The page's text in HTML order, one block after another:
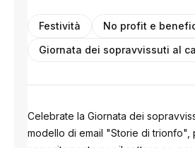
Festività
No profit e
Giornata dei sopravvissuti al
Celebrate la Giornata dei
modello di email "Storie di trionfo",